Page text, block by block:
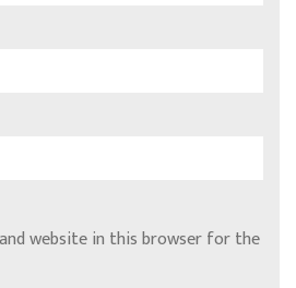
website in this browser for the